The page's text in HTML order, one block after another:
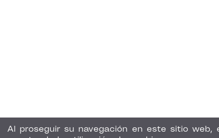
Al proseguir su navegación en este sitio web,